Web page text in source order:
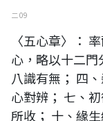
二 09
〈五心章〉：
心，略以十二門
八識有無； 四
心對辨； 七、
所收； 十、緣